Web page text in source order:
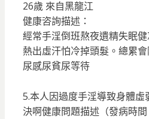
26歲 來自黑龍江
健康咨詢描述：
經常手淫倒班熬夜遺精失眠
熱出虛汗怕冷掉頭髮。總累
尿感尿貧尿等待
5.本人因過度手淫導致身體
決啊健康問題描述（發病時